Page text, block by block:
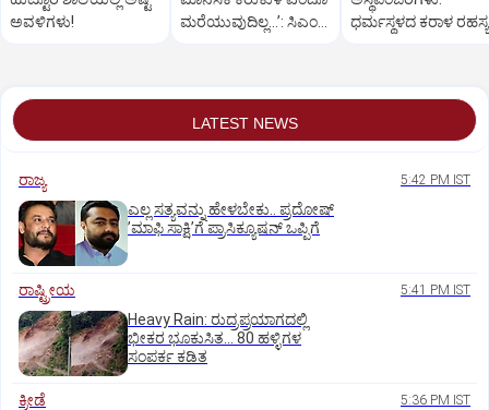
ಅವಳಿಗಳು!
ಮರೆಯುವುದಿಲ್ಲ…’: ಸಿಎಂ
ಧರ್ಮಸ್ಥಳದ‌ ಕರಾಳ ರಹಸ್ಯ
LATEST NEWS
ರಾಜ್ಯ 5:42 PM IST
ಎಲ್ಲ ಸತ್ಯವನ್ನು ಹೇಳಬೇಕು.. ಪ್ರದೋಷ್‌
ʼಮಾಫಿ ಸಾಕ್ಷಿʼಗೆ ಪ್ರಾಸಿಕ್ಯೂಷನ್ ಒಪ್ಪಿಗೆ
ರಾಷ್ಟ್ರೀಯ 5:41 PM IST
Heavy Rain: ರುದ್ರಪ್ರಯಾಗದಲ್ಲಿ
ಭೀಕರ ಭೂಕುಸಿತ... 80 ಹಳ್ಳಿಗಳ
ಸಂಪರ್ಕ ಕಡಿತ
ಕ್ರೀಡೆ 5:36 PM IST